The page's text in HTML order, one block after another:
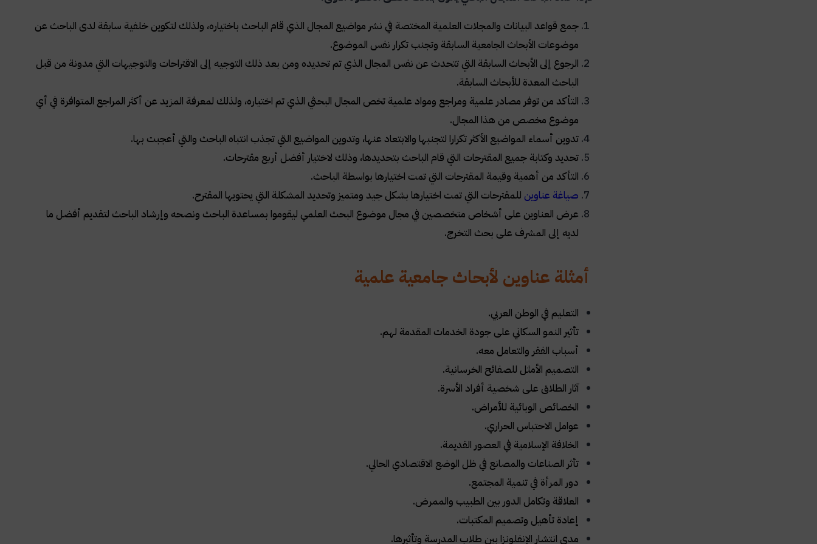
جمع قواعد البيانات والمجلات العلمية المختصة في نشر مواضيع المجال الذي قام الباحث باختياره، ولذلك لتكوين خلفية سابقة لدى الباحث عن
موضوعات الأبحاث الجامعية السابقة وتجنب تكرار نفس الموضوع.
الرجوع إلى الأبحاث السابقة التي تتحدث عن نفس المجال الذي تم تحديده ومن بعد ذلك التوجيه إلى الاقتراحات والتوجيهات التي مدونة من قبل
الباحث المعدة للأبحاث السابقة.
التأكد من توفر مصادر علمية ومراجع ومواد علمية تخص المجال البحثي الذي تم اختياره، ولذلك لمعرفة المزيد عن أكثر المراجع المتوافرة في أي
موضوع مخصص من هذا المجال.
تدوين أسماء المواضيع الأكثر تكرارا لتجنبها والابتعاد عنها، وتدوين المواضيع التي تجذب انتباه الباحث والتي أعجبت بها.
تحديد وكتابة جميع المقترحات التي قام الباحث بتحديدها، وذلك لاختيار أفضل أربع مقترحات.
التأكد من أهمية وقيمة المقترحات التي تمت اختيارها بواسطة الباحث.
صياغة عناوين للمقترحات التي تمت اختيارها بشكل جيد ومتميز وتحديد المشكلة التي يحتويها المقترح.
عرض العناوين على أشخاص متخصصين في مجال موضوع البحث العلمي ليقوموا بمساعدة الباحث ونصحه وإرشاد الباحث لتقديم أفضل ما
لديه إلى المشرف على بحث التخرج.
أمثلة عناوين لأبحاث جامعية علمية
التعليم في الوطن العربي.
تأثير النمو السكاني على جودة الخدمات المقدمة لهم.
أسباب الفقر والتعامل معه.
التصميم الأمثل للصفائح الخرسانية.
آثار الطلاق على شخصية أفراد الأسرة.
الخصائص الوبائية للأمراض.
عوامل الاحتباس الحراري.
الخلافة الإسلامية في العصور القديمة.
تأثر الصناعات والمصانع في ظل الوضع الاقتصادي الحالي.
دور المرأة في تنمية المجتمع.
العلاقة وتكامل الدور بين الطبيب والممرض.
إعادة تأهيل وتصميم المكتبات.
مدى انتشار الإنفلونزا بين طلاب المدرسة وتأثيرها.